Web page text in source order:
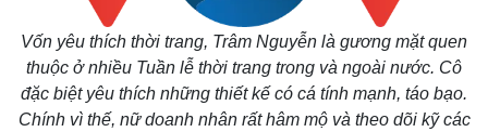
Vốn yêu thích thời trang, Trâm Nguyễn là gương mặt quen
thuộc ở nhiều Tuần lễ thời trang trong và ngoài nước. Cô
đặc biệt yêu thích những thiết kế có cá tính mạnh, táo bạo.
Chính vì thế, nữ doanh nhân rất hâm mộ và theo dõi kỹ các